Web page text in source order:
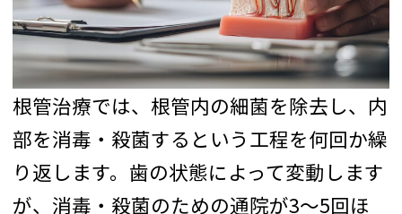
根管治療では、根管内の細菌を除去し、内
部を消毒・殺菌するという工程を何回か繰
り返します。歯の状態によって変動します
が、消毒・殺菌のための通院が3〜5回ほ